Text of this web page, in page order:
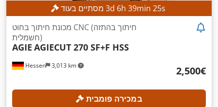
3d 6h 39min 23s
Hessen 3,013 km
מכונת חיתוך בחוט CNC (חיתוך בהתזה
חשמלית)
AGIE AGIECUT 270 SF+F HSS
‏2,500 ‏€
במכירה פומבית